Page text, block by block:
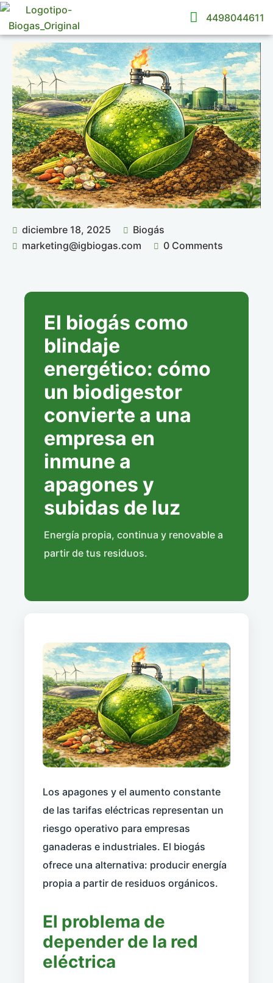
4498044611
diciembre 18, 2025
Biogás
marketing@igbiogas.com
0 Comments
El biogás como
blindaje
energético: cómo
un biodigestor
convierte a una
empresa en
inmune a
apagones y
subidas de luz
Energía propia, continua y renovable a
partir de tus residuos.
Los apagones y el aumento constante
de las tarifas eléctricas representan un
riesgo operativo para empresas
ganaderas e industriales. El biogás
ofrece una alternativa: producir energía
propia a partir de residuos orgánicos.
El problema de
depender de la red
eléctrica